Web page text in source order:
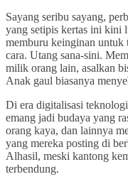
Sayang seribu sayang,
yang setipis kertas ini kini
memburu keinginan untuk
cara. Utang sana-sini.
milik orang lain, asalkan
Anak gaul biasanya
Di era digitalisasi
emang jadi budaya yang
orang kaya, dan lainnya
yang mereka posting di
Alhasil, meski kantong
terbendung.